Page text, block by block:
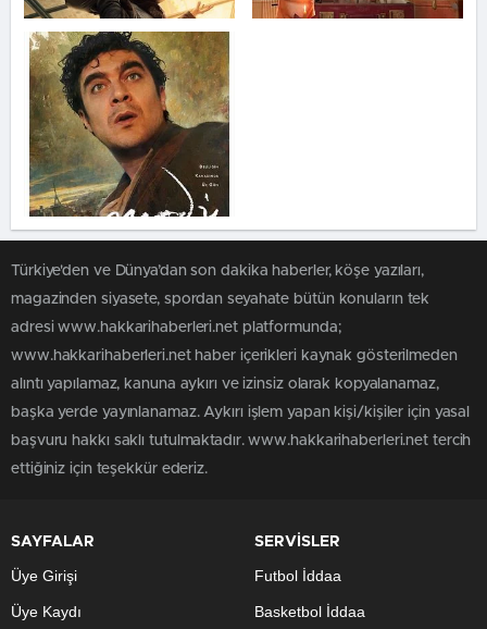
Türkiye'den ve Dünya’dan son dakika haberler, köşe yazıları,
magazinden siyasete, spordan seyahate bütün konuların tek
adresi www.hakkarihaberleri.net platformunda;
www.hakkarihaberleri.net haber içerikleri kaynak gösterilmeden
alıntı yapılamaz, kanuna aykırı ve izinsiz olarak kopyalanamaz,
başka yerde yayınlanamaz. Aykırı işlem yapan kişi/kişiler için yasal
başvuru hakkı saklı tutulmaktadır. www.hakkarihaberleri.net tercih
ettiğiniz için teşekkür ederiz.
SAYFALAR
Üye Girişi
Üye Kaydı
SERVİSLER
Futbol İddaa
Basketbol İddaa